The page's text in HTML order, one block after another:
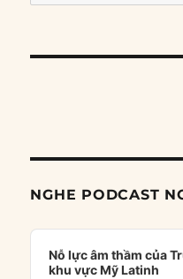
for:
NGHE PODCAST
Audio
Player
Nỗ lực âm thầm của
khu vực Mỹ Latinh